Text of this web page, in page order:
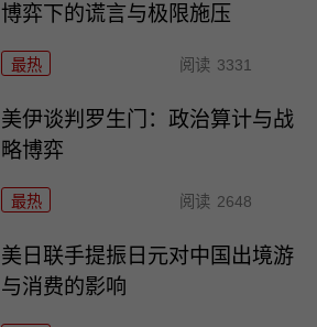
博弈下的谎言与极限施压
最热 阅读 3331
美伊谈判罗生门：政治算计与战
略博弈
最热 阅读 2648
美日联手提振日元对中国出境游
与消费的影响